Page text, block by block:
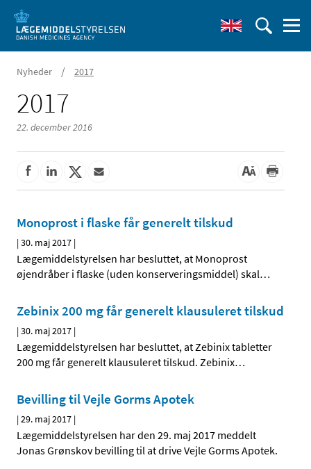
Nyheder / 2017
2017
22. december 2016
Monoprost i flaske får generelt tilskud
|30. maj 2017 |
Lægemiddelstyrelsen har besluttet, at Monoprost
øjendråber i flaske (uden konserveringsmiddel) skal…
Zebinix 200 mg får generelt klausuleret tilskud
|30. maj 2017 |
Lægemiddelstyrelsen har besluttet, at Zebinix tabletter
200 mg får generelt klausuleret tilskud. Zebinix…
Bevilling til Vejle Gorms Apotek
|29. maj 2017 |
Lægemiddelstyrelsen har den 29. maj 2017 meddelt
Jonas Grønskov bevilling til at drive Vejle Gorms Apotek.